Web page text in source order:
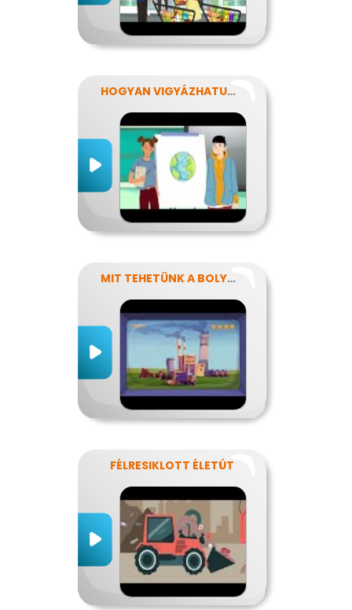
HOGYAN VIGYÁZHATUNK A FÖLDRE?
MIT TEHETÜNK A BOLYGÓNKÉRT?
FÉLRESIKLOTT ÉLETÚT